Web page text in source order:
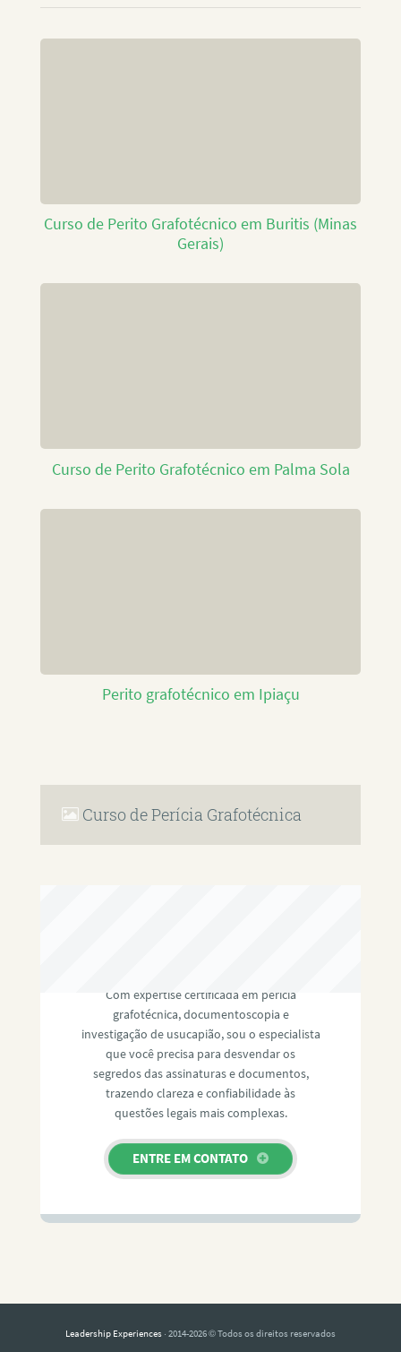
Curso de Perito Grafotécnico em Buritis (Minas
Gerais)
Curso de Perito Grafotécnico em Palma Sola
Perito grafotécnico em Ipiaçu
Curso de Perícia Grafotécnica
Com expertise certificada em perícia
grafotécnica, documentoscopia e
investigação de usucapião, sou o especialista
que você precisa para desvendar os
segredos das assinaturas e documentos,
trazendo clareza e confiabilidade às
questões legais mais complexas.
ENTRE EM CONTATO
Leadership Experiences · 2014-2026 © Todos os direitos reservados